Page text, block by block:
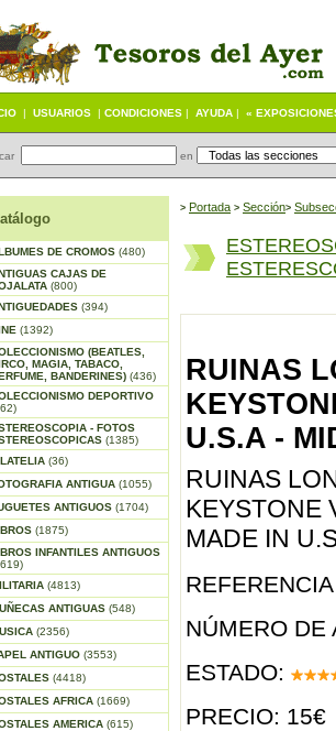
| USUARIOS | CONDICIONES | AYUDA | «
en
DE CROMOS (480)
CAJAS DE
(800)
(394)
(1392)
(BEATLES,
MAGIA, TABACO,
BANDERINES) (436)
DEPORTIVO
- FOTOS
(1385)
(36)
ANTIGUA (1055)
ANTIGUOS (1704)
(1875)
INFANTILES ANTIGUOS
(4813)
ANTIGUAS (548)
(2356)
ANTIGUO (3553)
(4418)
AFRICA (1669)
AMERICA (615)
> Portada > Sección>
RUINAS
U.S.A -
RUINAS
KEYSTONE
MADE IN
NÚMERO DE
ESTADO:
PRECIO: 15€